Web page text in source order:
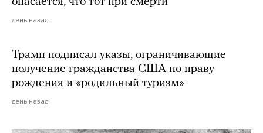
день назад
Трамп подписал указы, ограничивающие
получение гражданства США по праву
рождения и «родильный туризм»
день назад